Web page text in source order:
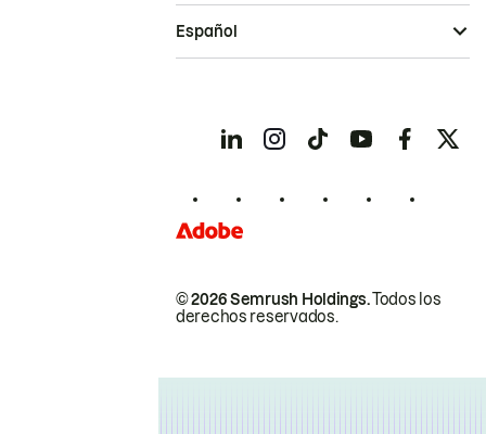
© 2026 Semrush Holdings.Todos los
derechos reservados.
Español